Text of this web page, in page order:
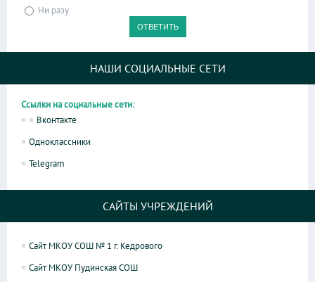
Ни разу
НАШИ СОЦИАЛЬНЫЕ СЕТИ
Ссылки на социальные сети:
Вконтакте
Одноклассники
Telegram
САЙТЫ УЧРЕЖДЕНИЙ
Сайт МКОУ СОШ № 1 г. Кедрового
Сайт МКОУ Пудинская СОШ